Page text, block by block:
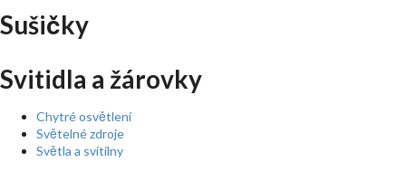
Sušičky
Svitidla a žárovky
Chytré osvětlení
Světelné zdroje
Světla a svítilny